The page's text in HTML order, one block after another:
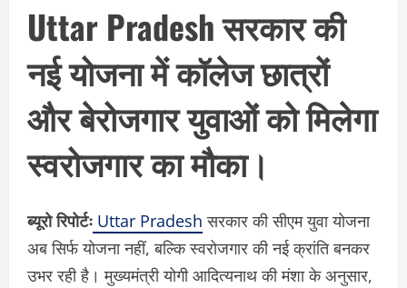
Uttar Pradesh सरकार की
नई योजना में कॉलेज छात्रों
और बेरोजगार युवाओं को मिलेगा
स्वरोजगार का मौका।
ब्यूरो रिपोर्टः Uttar Pradesh सरकार की सीएम युवा योजना
अब सिर्फ योजना नहीं, बल्कि स्वरोजगार की नई क्रांति बनकर
उभर रही है। मुख्यमंत्री योगी आदित्यनाथ की मंशा के अनुसार,